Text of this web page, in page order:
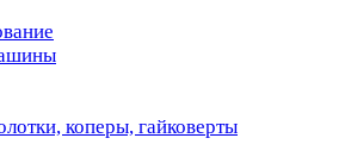
коперы, гайковерты